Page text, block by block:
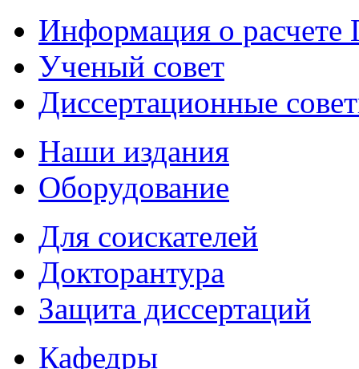
Информация о
Ученый совет
Диссертационные
Наши издания
Оборудование
Для соискателей
Докторантура
Защита диссертаций
Кафедры